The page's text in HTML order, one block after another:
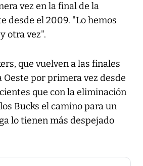
vez en la final de la
desde el 2009. "Lo hemos
otra vez".
que vuelven a las finales
Oeste por primera vez desde
que con la eliminación
Bucks el camino para un
lo tienen más despejado